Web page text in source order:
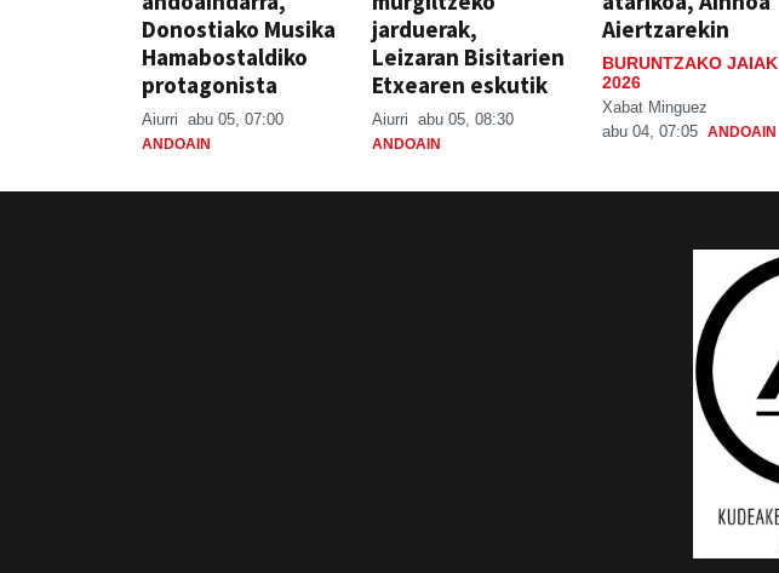
Donostiako Musika
Hamabostaldiko
protagonista
Aiurri abu 05, 07:00
ANDOAIN
jarduerak,
Leizaran Bisitarien
Etxearen eskutik
Aiurri abu 05, 08:30
ANDOAIN
Aiertzarekin
BURUNTZAKO JAIAK
2026
Xabat Minguez
abu 04, 07:05 ANDOAIN